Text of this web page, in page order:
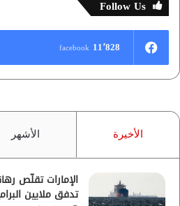
Follow Us
11٬828 facebook
الأخيرة الأشهر
الإمارات تقلّص
تدفق ملايين